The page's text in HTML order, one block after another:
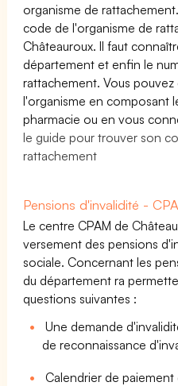
organisme de
code de l'organisme de
Châteauroux. Il faut
département et enfin le
rattachement. Vous
l'organisme en composant
pharmacie ou en vous
le guide pour trouver son
rattachement
Pensions d'invalidité -
Le centre CPAM de
versement des pensions
sociale. Concernant les
du département ra
questions suivantes :
Une demande
de reconnaissance
Calendrier de